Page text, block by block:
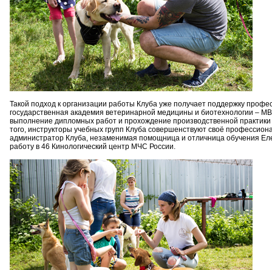
Такой подход к организации работы Клуба уже получает поддержку
государственная академия ветеринарной медицины и биотехнологии –
выполнение дипломных работ и прохождение производственной
того, инструкторы учебных групп Клуба совершенствуют своё
администратор Клуба, незаменимая помощница и отличница обучения
работу в 46 Кинологический центр МЧС России.